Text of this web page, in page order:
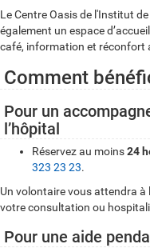
Le Centre Oasis de l'Institut
également un espace
café, information et réconfort
Comment
Pour un
l’hôpital
Réservez au moins24
323 23 23.
Un volontaire vous attendra à
votre consultation ou
Pour une aide